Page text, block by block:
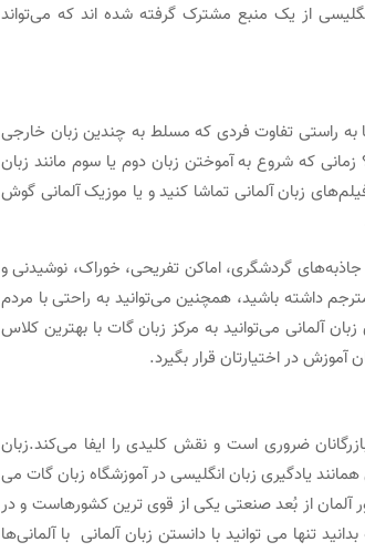
از یک منبع مشترک گرفته شده اند که می‌تواند
به راستی تفاوت فردی که مسلط به چندین زبان خارجی
که شروع به آموختن زبان دوم یا سوم مانند زبان
زبان آلمانی تماشا کنید و یا موزیک آلمانی گوش
گردشگری، اماکن تفریحی، خوراک، نوشیدنی و
داشته باشید، همچنین می‌توانید به راحتی با مردم
آلمانی می‌توانید به مرکز زبان گات با بهترین کلاس
در اختیارتان قرار بگیرد.
ضروری است و نقش کلیدی را ایفا می‌کند.زبان
همانند یادگیری زبان انگلیسی در آموزشگاه زبان گات می
آلمان از بُعد صنعتی یکی از قوی ترین کشورهاست و در
تنها می توانید با دانستن زبان آلمانی با آلمانی‌ها